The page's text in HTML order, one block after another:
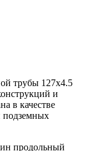
трубы 127х4.5
и
в качестве
подземных
продольный